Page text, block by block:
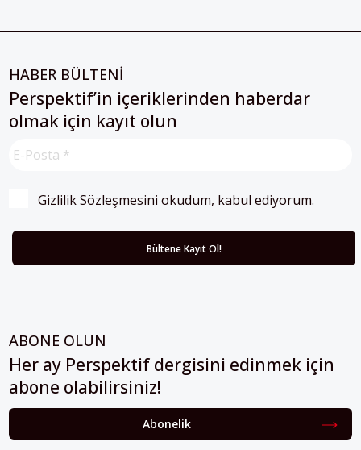
HABER BÜLTENİ
Perspektif’in içeriklerinden haberdar
olmak için kayıt olun
Gizlilik Sözleşmesini okudum, kabul ediyorum.
ABONE OLUN
Her ay Perspektif dergisini edinmek için
abone olabilirsiniz!
Abonelik